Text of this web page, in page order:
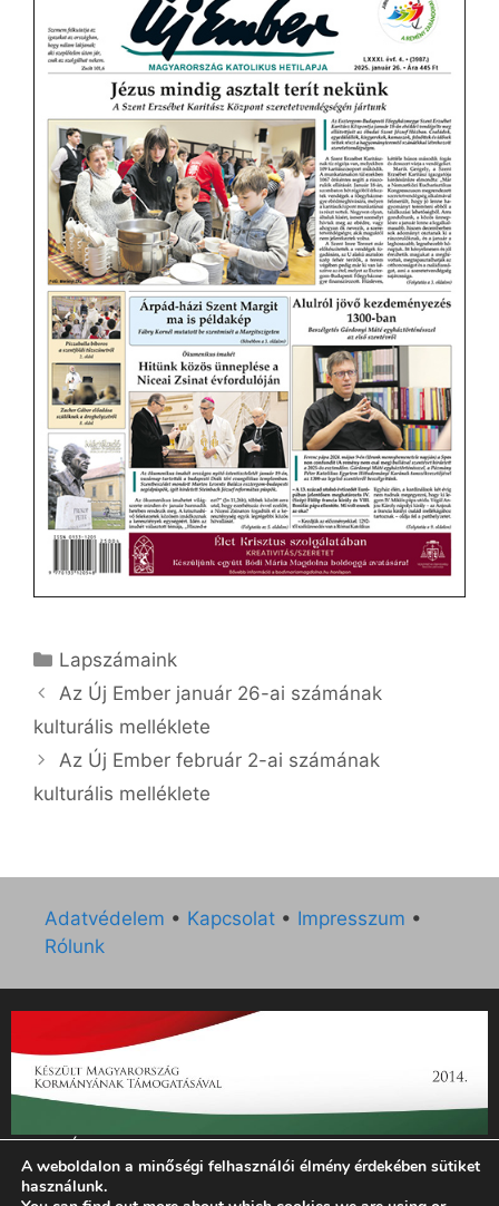
Kategória
Lapszámaink
Az Új Ember január 26-ai számának
kulturális melléklete
Az Új Ember február 2-ai számának
kulturális melléklete
Adatvédelem • Kapcsolat • Impresszum •
Rólunk
„Az Új Ember katolikus hetilap 2014. évi működésének
támogatását az EGYH-KCP-14-P-0121 sz. támogatási
szerződés keretében 3 000 000 Ft összegben támogatta az
A weboldalon a minőségi felhasználói élmény érdekében sütiket
használunk.